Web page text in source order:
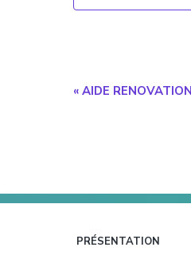
« AIDE
Footer
PRÉSENTATION